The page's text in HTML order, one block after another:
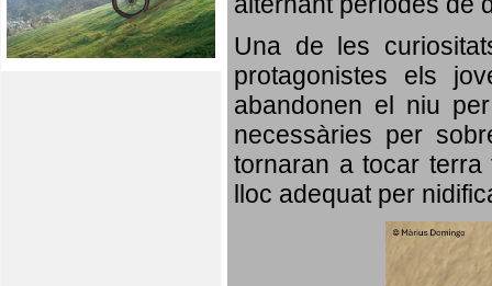
Una de les
protagonistes els
abandonen el niu
necessàries per
tornaran a tocar
lloc adequat per